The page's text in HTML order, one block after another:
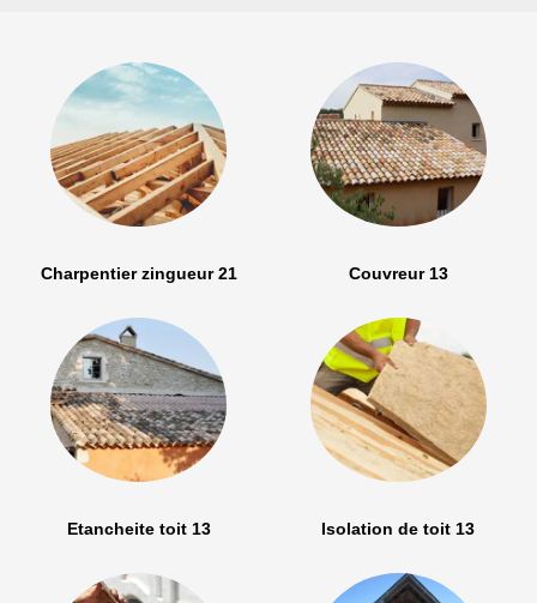
Charpentier zingueur 21 Couvreur 13
Etancheite toit 13 Isolation de toit 13